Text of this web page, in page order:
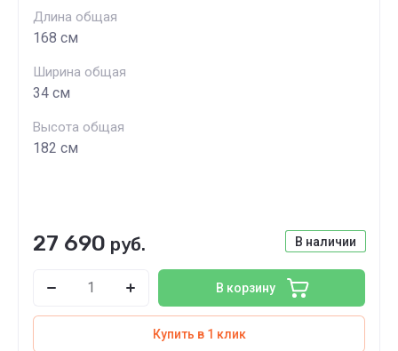
Длина общая
168 см
Ширина общая
34 см
Высота общая
182 см
В наличии
27 690 руб.
В корзину
Купить в 1 клик